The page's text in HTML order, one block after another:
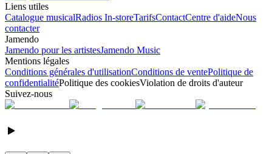
Liens utiles
Catalogue musicalRadios In-storeTarifsContactCentre d'aideNous
contacter
Jamendo
Jamendo pour les artistesJamendo Music
Mentions légales
Conditions générales d'utilisationConditions de ventePolitique de
confidentialitéPolitique des cookiesViolation de droits d'auteur
Suivez-nous